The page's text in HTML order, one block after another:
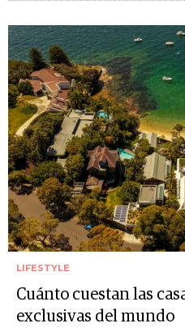
LIFESTYLE
Cuánto cuestan las
exclusivas del mundo